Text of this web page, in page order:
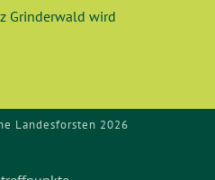
Grinderwald wird
Landesforsten 2026